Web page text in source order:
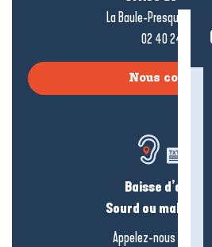
La Baule-Presqu’île de
02 40 24 34
Nous
Baisse
Sourd ou
Appelez-nous en